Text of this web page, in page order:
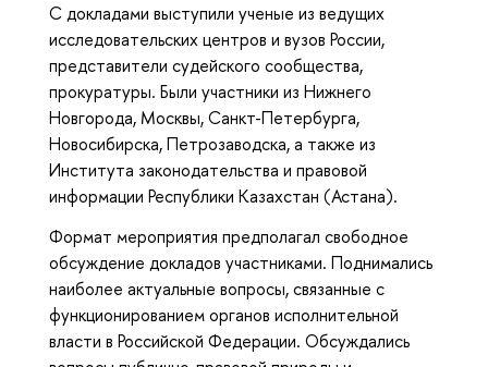
С докладами выступили ученые из ведущих
исследовательских центров и вузов России,
представители судейского сообщества,
прокуратуры. Были участники из Нижнего
Новгорода, Москвы, Санкт-Петербурга,
Новосибирска, Петрозаводска, а также из
Института законодательства и правовой
информации Республики Казахстан (Астана).
Формат мероприятия предполагал свободное
обсуждение докладов участниками. Поднимались
наиболее актуальные вопросы, связанные с
функционированием органов исполнительной
власти в Российской Федерации. Обсуждались